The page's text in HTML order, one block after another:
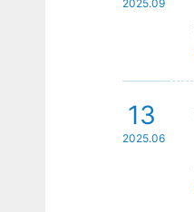
2025.09
13
2025.06